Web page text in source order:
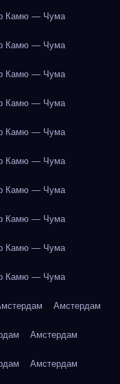
Камю — Чума
Камю — Чума
Камю — Чума
Камю — Чума
Камю — Чума
Камю — Чума
Камю — Чума
Камю — Чума
Камю — Чума
Камю — Чума
Амстердам
Амстердам
Амстердам